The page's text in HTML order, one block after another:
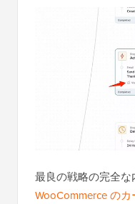
最良の戦略の完全な
WooCommerce の